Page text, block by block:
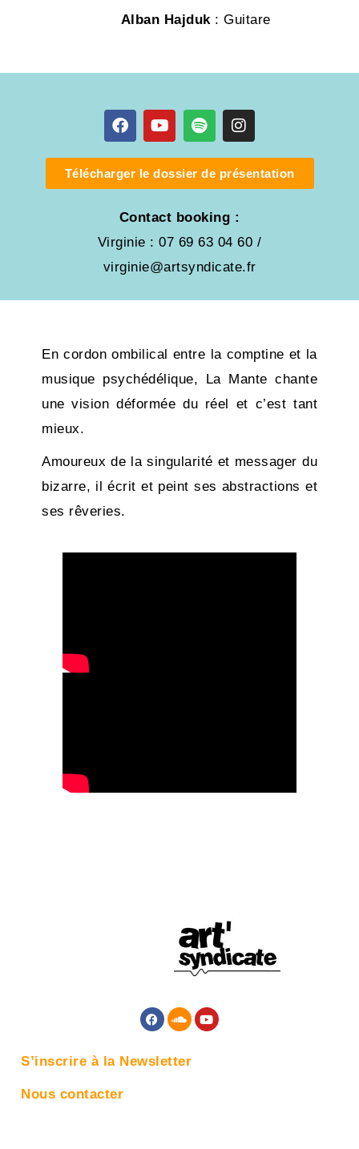
Alban Hajduk: Guitare
Télécharger le dossier de présentation
Contact booking :
Virginie : 07 69 63 04 60 /
virginie@artsyndicate.fr
En cordon ombilical entre la comptine et la
musique psychédélique, La Mante chante
une vision déformée du réel et c’est tant
mieux.
Amoureux de la singularité et messager du
bizarre, il écrit et peint ses abstractions et
ses rêveries.
S’inscrire à la Newsletter
Nous contacter